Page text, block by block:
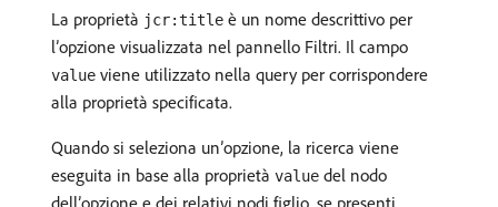
La proprietà jcr:title è un nome descrittivo per
l’opzione visualizzata nel pannello Filtri. Il campo
value viene utilizzato nella query per corrispondere
alla proprietà specificata.
Quando si seleziona un’opzione, la ricerca viene
eseguita in base alla proprietà value del nodo
dell’opzione e dei relativi nodi figlio, se presenti.